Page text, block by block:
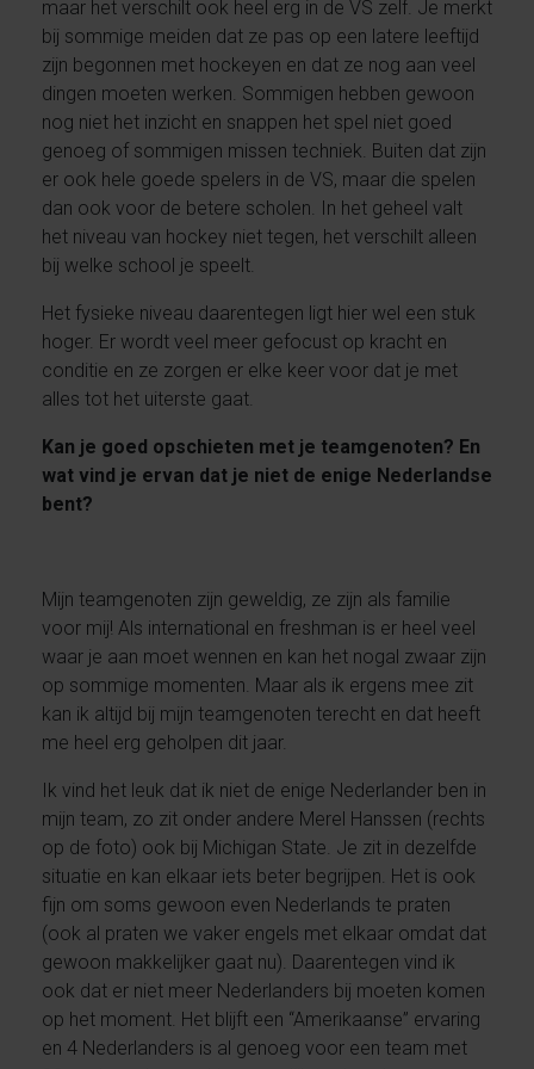
maar het verschilt ook heel erg in de VS zelf. Je merkt
bij sommige meiden dat ze pas op een latere leeftijd
zijn begonnen met hockeyen en dat ze nog aan veel
dingen moeten werken. Sommigen hebben gewoon
nog niet het inzicht en snappen het spel niet goed
genoeg of sommigen missen techniek. Buiten dat zijn
er ook hele goede spelers in de VS, maar die spelen
dan ook voor de betere scholen. In het geheel valt
het niveau van hockey niet tegen, het verschilt alleen
bij welke school je speelt.
Het fysieke niveau daarentegen ligt hier wel een stuk
hoger. Er wordt veel meer gefocust op kracht en
conditie en ze zorgen er elke keer voor dat je met
alles tot het uiterste gaat.
Kan je goed opschieten met je teamgenoten? En
wat vind je ervan dat je niet de enige Nederlandse
bent?
Mijn teamgenoten zijn geweldig, ze zijn als familie
voor mij! Als international en freshman is er heel veel
waar je aan moet wennen en kan het nogal zwaar zijn
op sommige momenten. Maar als ik ergens mee zit
kan ik altijd bij mijn teamgenoten terecht en dat heeft
me heel erg geholpen dit jaar.
Ik vind het leuk dat ik niet de enige Nederlander ben in
mijn team, zo zit onder andere Merel Hanssen (rechts
op de foto) ook bij Michigan State. Je zit in dezelfde
situatie en kan elkaar iets beter begrijpen. Het is ook
fijn om soms gewoon even Nederlands te praten
(ook al praten we vaker engels met elkaar omdat dat
gewoon makkelijker gaat nu). Daarentegen vind ik
ook dat er niet meer Nederlanders bij moeten komen
op het moment. Het blijft een “Amerikaanse” ervaring
en 4 Nederlanders is al genoeg voor een team met